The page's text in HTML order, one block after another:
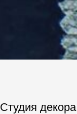
Студия